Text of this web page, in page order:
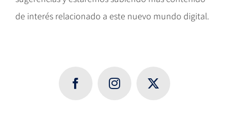
de interés relacionado a este nuevo mundo digital.